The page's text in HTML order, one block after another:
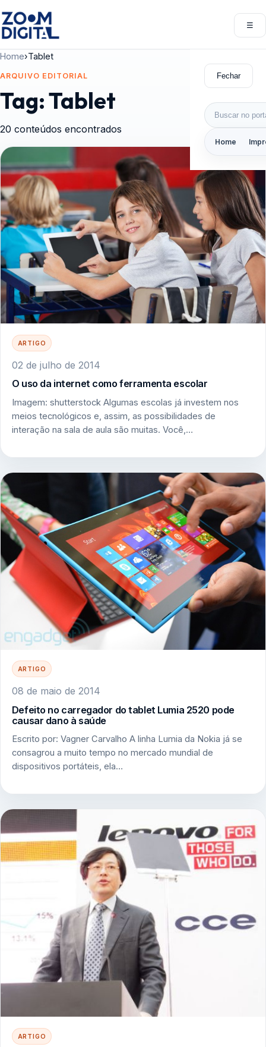
☰
Fechar
Buscar por:
Home
Home›Tablet
ARQUIVO EDITORIAL
Tag:Tablet
20 conteúdos encontrados
ARTIGO
02 de julho de 2014
O uso da internet como ferramenta escolar
Imagem: shutterstock Algumas escolas já investem nos
meios tecnológicos e, assim, as possibilidades de
interação na sala de aula são muitas. Você,…
ARTIGO
08 de maio de 2014
Defeito no carregador do tablet Lumia 2520 pode
causar dano à saúde
Escrito por: Vagner Carvalho A linha Lumia da Nokia já se
consagrou a muito tempo no mercado mundial de
dispositivos portáteis, ela…
ARTIGO